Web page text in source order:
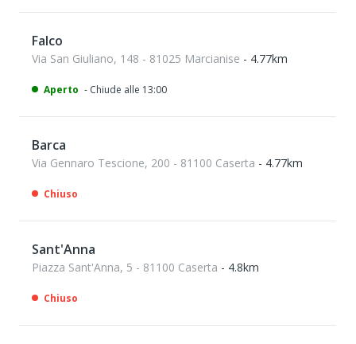
Falco
Via San Giuliano, 148 - 81025 Marcianise - 4.77km
Aperto - Chiude alle 13:00
Barca
Via Gennaro Tescione, 200 - 81100 Caserta - 4.77km
Chiuso
Sant'Anna
Piazza Sant'Anna, 5 - 81100 Caserta - 4.8km
Chiuso